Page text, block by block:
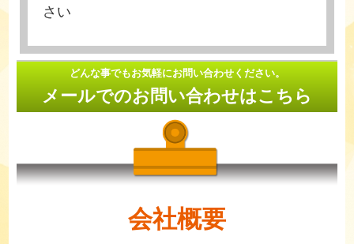
さい
どんな事でもお気軽にお問い合わせください。
メールでのお問い合わせはこちら
会社概要